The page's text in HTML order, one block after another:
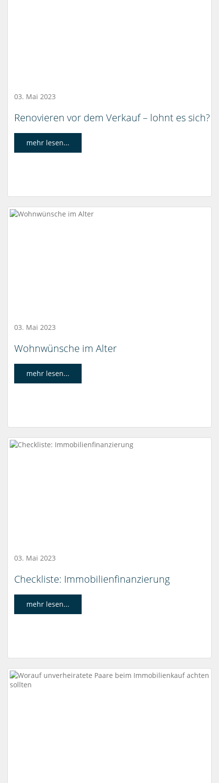
03. Mai 2023
Renovieren vor dem Verkauf – lohnt es sich?
mehr lesen...
03. Mai 2023
Wohnwünsche im Alter
mehr lesen...
03. Mai 2023
Checkliste: Immobilienfinanzierung
mehr lesen...